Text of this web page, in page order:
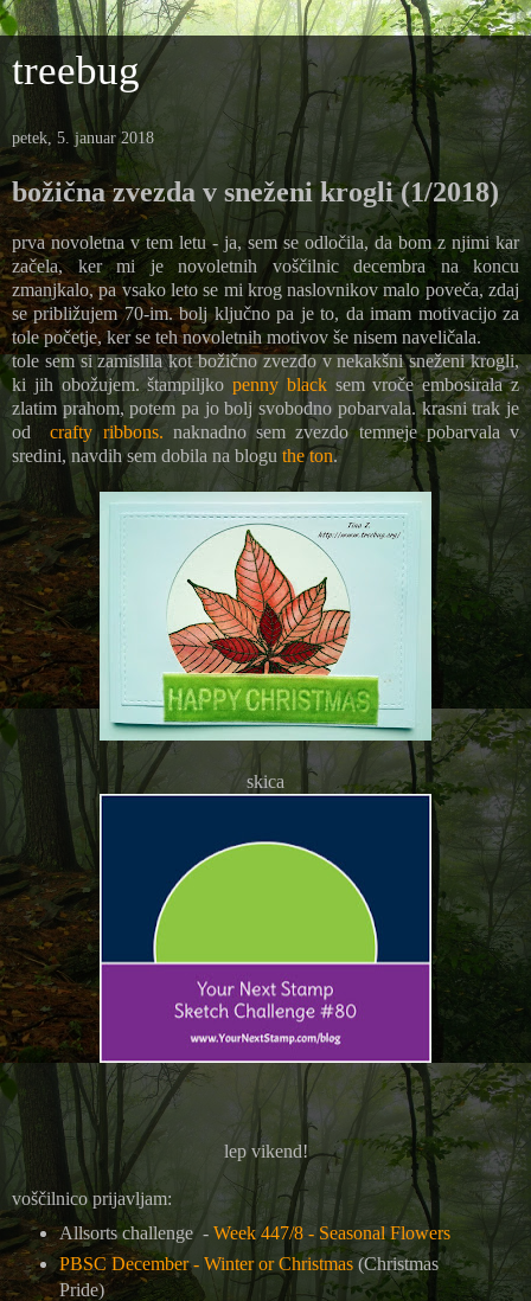
treebug
petek, 5. januar 2018
božična zvezda v sneženi krogli (1/2018)
prva novoletna v tem letu - ja, sem se odločila, da bom z njimi kar
začela, ker mi je novoletnih voščilnic decembra na koncu
zmanjkalo, pa vsako leto se mi krog naslovnikov malo poveča, zdaj
se približujem 70-im. bolj ključno pa je to, da imam motivacijo za
tole početje, ker se teh novoletnih motivov še nisem naveličala.
tole sem si zamislila kot božično zvezdo v nekakšni sneženi krogli,
ki jih obožujem. štampiljkopenny black sem vroče embosirala z
zlatim prahom, potem pa jo bolj svobodno pobarvala. krasni trak je
odcrafty ribbons. naknadno sem zvezdo temneje pobarvala v
sredini, navdih sem dobila na blogu the ton.
skica
lep vikend!
voščilnico prijavljam:
Allsorts challenge - Week 447/8 - Seasonal Flowers
PBSC December - Winter or Christmas(Christmas
Pride)